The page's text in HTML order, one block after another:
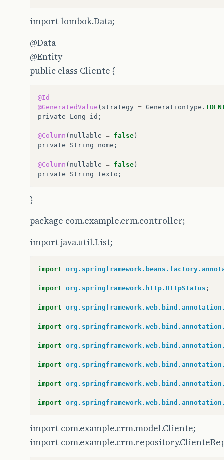
import lombok.Data;
@Data
@Entity
public class Cliente {
@Id
@GeneratedValue ( strategy = GenerationType .
private
Long id ;
@Column ( nullable = false )
private
String nome ;
@Column ( nullable = false )
private
String texto ;
}
package com.example.crm.controller;
import java.util.List;
import
import org.springframework.http.HttpStatus ;
import
import
import
import
import
import
import com.example.crm.model.Cliente;
import